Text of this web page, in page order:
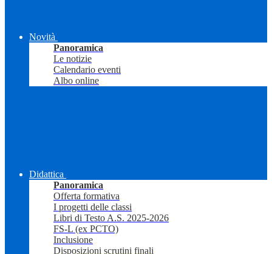
Novità
Panoramica
Le notizie
Calendario eventi
Albo online
Didattica
Panoramica
Offerta formativa
I progetti delle classi
Libri di Testo A.S. 2025-2026
FS-L (ex PCTO)
Inclusione
Disposizioni scrutini finali